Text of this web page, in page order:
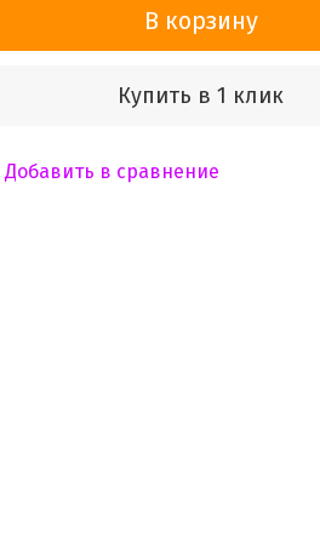
В корзину
Купить в 1 клик
Добавить в сравнение